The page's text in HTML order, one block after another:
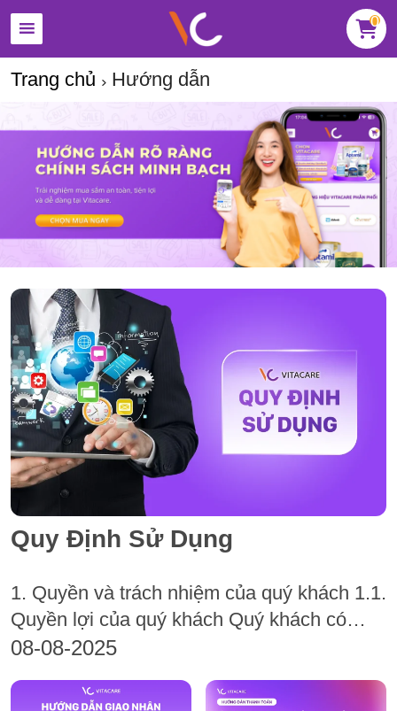
0
Trang chủ Hướng dẫn
Quy Định Sử Dụng
1. Quyền và trách nhiệm của quý khách 1.1.
Quyền lợi của quý khách Quý khách có
quyền duyệt, lựa chọn và mua các sản
08-08-2025